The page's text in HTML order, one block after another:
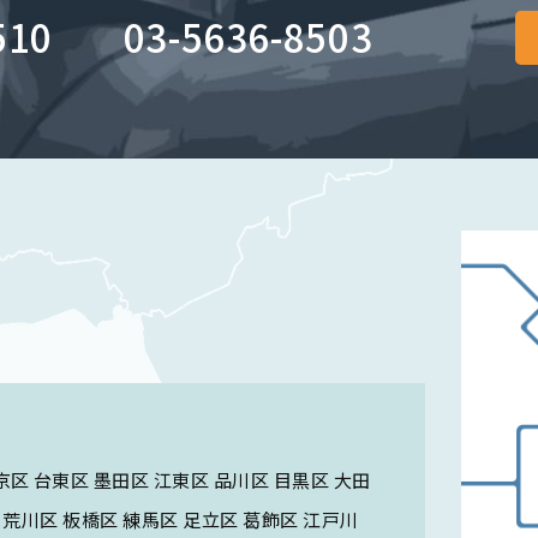
めに特に必要がある場合であって、本人の同意を得ることが困難
けた者が法令の定める事務を遂行することに対して協力する必
場合。
要な範囲内において個人情報の取扱いの全部又は一部を委託する
人情報が提供される場合。
及び前項の(1)から(6)に記載する場合を除き、個人データをあら
ます（当該個人情報が存在しない時はその旨を通知いたします
場合は、この限りではありません。
03-5636-8503
台東区 墨田区 江東区 品川区 目黒区 大田
川区 板橋区 練馬区 足立区 葛飾区 江戸川